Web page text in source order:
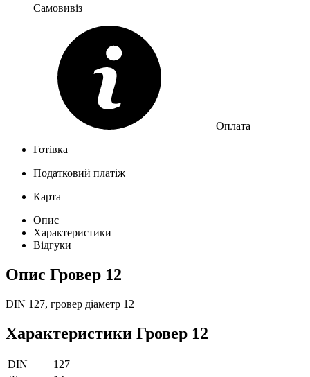
Самовивіз
Оплата
Готівка
Податковий платіж
Карта
Опис
Характеристики
Відгуки
Опис Гровер 12
DIN 127, гровер діаметр 12
Характеристики Гровер 12
DIN
127